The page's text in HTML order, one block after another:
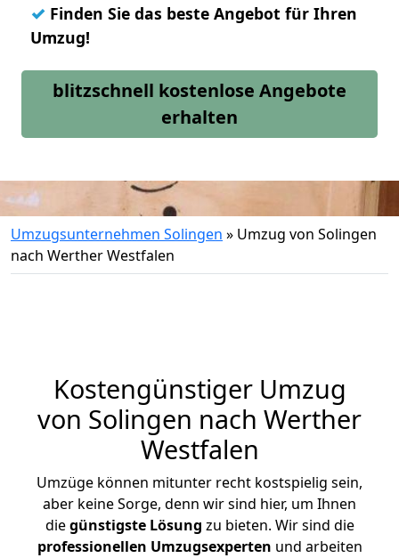
✓ Finden Sie das beste Angebot für Ihren
Umzug!
blitzschnell kostenlose Angebote
erhalten
Umzugsunternehmen Solingen » Umzug von Solingen
nach Werther Westfalen
Kostengünstiger Umzug
von Solingen nach Werther
Westfalen
Umzüge können mitunter recht kostspielig sein,
aber keine Sorge, denn wir sind hier, um Ihnen
diegünstigste Lösung zu bieten. Wir sind die
professionellen Umzugsexperten und arbeiten